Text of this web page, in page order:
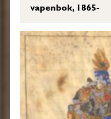
vapenbok, 1865-